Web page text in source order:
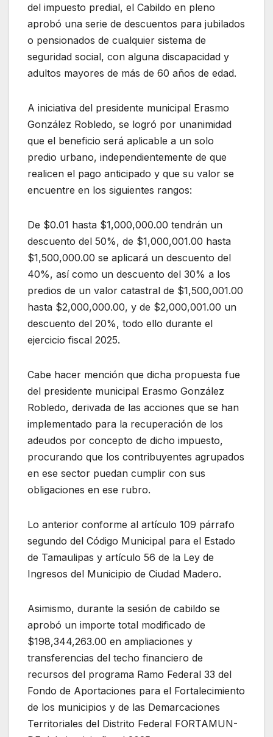
del impuesto predial, el Cabildo en pleno
aprobó una serie de descuentos para jubilados
o pensionados de cualquier sistema de
seguridad social, con alguna discapacidad y
adultos mayores de más de 60 años de edad.
A iniciativa del presidente municipal Erasmo
González Robledo, se logró por unanimidad
que el beneficio será aplicable a un solo
predio urbano, independientemente de que
realicen el pago anticipado y que su valor se
encuentre en los siguientes rangos:
De $0.01 hasta $1,000,000.00 tendrán un
descuento del 50%, de $1,000,001.00 hasta
$1,500,000.00 se aplicará un descuento del
40%, así como un descuento del 30% a los
predios de un valor catastral de $1,500,001.00
hasta $2,000,000.00, y de $2,000,001.00 un
descuento del 20%, todo ello durante el
ejercicio fiscal 2025.
Cabe hacer mención que dicha propuesta fue
del presidente municipal Erasmo González
Robledo, derivada de las acciones que se han
implementado para la recuperación de los
adeudos por concepto de dicho impuesto,
procurando que los contribuyentes agrupados
en ese sector puedan cumplir con sus
obligaciones en ese rubro.
Lo anterior conforme al artículo 109 párrafo
segundo del Código Municipal para el Estado
de Tamaulipas y artículo 56 de la Ley de
Ingresos del Municipio de Ciudad Madero.
Asimismo, durante la sesión de cabildo se
aprobó un importe total modificado de
$198,344,263.00 en ampliaciones y
transferencias del techo financiero de
recursos del programa Ramo Federal 33 del
Fondo de Aportaciones para el Fortalecimiento
de los municipios y de las Demarcaciones
Territoriales del Distrito Federal FORTAMUN-